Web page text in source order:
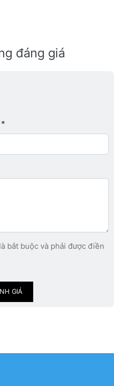
đáng giá
4 trên 5
3 trên 5 sao.
trên 5 sao.
5 sao. Xấu
bắt buộc và phải được điền
GIÁ